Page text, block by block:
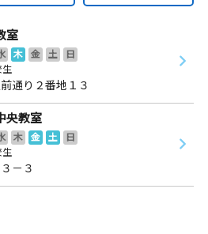
室
木 金 土
日
生
通り２番地１３
央教室
木 金 土
日
生
－３